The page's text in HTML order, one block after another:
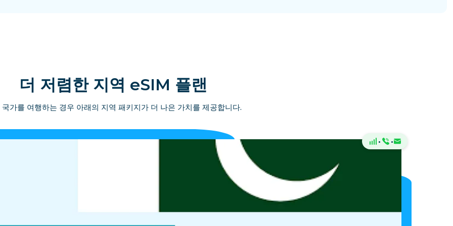
더 저렴한 지역 eSIM 플랜
국가를 여행하는 경우 아래의 지역 패키지가 더 나은 가치를 제공합니다.
· ·